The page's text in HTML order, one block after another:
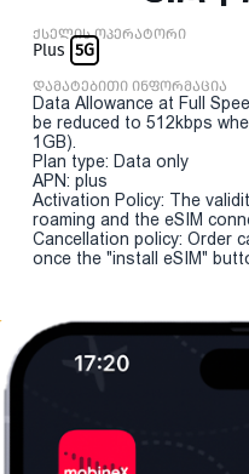
ქსელის ოპერატორი
Plus 5G
დამატებითი ინფორმაცია
Data Allowance at Full
be reduced to 512kbps
1GB).
Plan type: Data only
APN: plus
Activation Policy: The
roaming and the eSIM
Cancellation policy: Order
once the "install eSIM"